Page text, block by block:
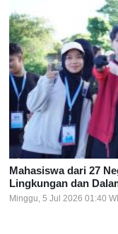
Mahasiswa dari 27
Lingkungan dan
Minggu, 5 Jul 2026 01:40